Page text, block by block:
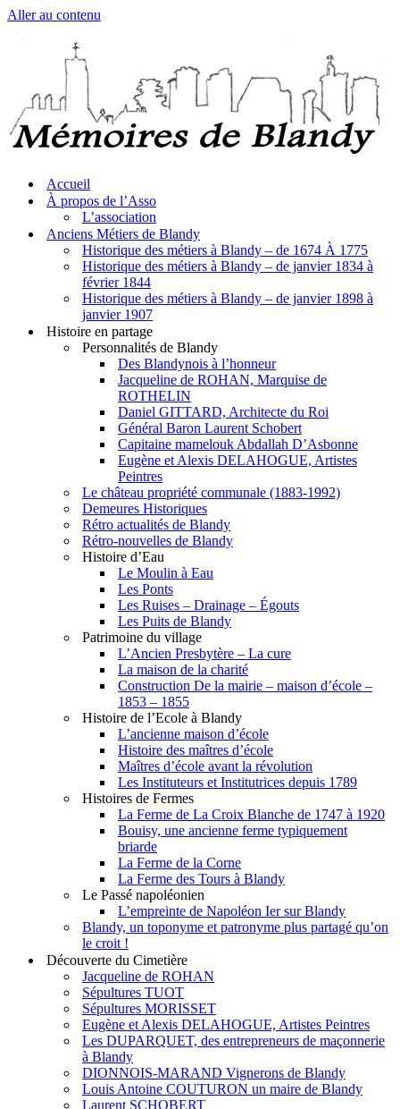
Aller au contenu
Accueil
À propos de l’Asso
L’association
Anciens Métiers de Blandy
Historique des métiers à Blandy – de 1674 À 1775
Historique des métiers à Blandy – de janvier 1834 à
février 1844
Historique des métiers à Blandy – de janvier 1898 à
janvier 1907
Histoire en partage
Personnalités de Blandy
Des Blandynois à l’honneur
Jacqueline de ROHAN, Marquise de
ROTHELIN
Daniel GITTARD, Architecte du Roi
Général Baron Laurent Schobert
Capitaine mamelouk Abdallah D’Asbonne
Eugène et Alexis DELAHOGUE, Artistes
Peintres
Le château propriété communale (1883-1992)
Demeures Historiques
Rétro actualités de Blandy
Rétro-nouvelles de Blandy
Histoire d’Eau
Le Moulin à Eau
Les Ponts
Les Ruises – Drainage – Égouts
Les Puits de Blandy
Patrimoine du village
L’Ancien Presbytère – La cure
La maison de la charité
Construction De la mairie – maison d’école –
1853 – 1855
Histoire de l’Ecole à Blandy
L’ancienne maison d’école
Histoire des maîtres d’école
Maîtres d’école avant la révolution
Les Instituteurs et Institutrices depuis 1789
Histoires de Fermes
La Ferme de La Croix Blanche de 1747 à 1920
Bouisy, une ancienne ferme typiquement
briarde
La Ferme de la Corne
La Ferme des Tours à Blandy
Le Passé napoléonien
L’empreinte de Napoléon Ier sur Blandy
Blandy, un toponyme et patronyme plus partagé qu’on
le croit !
Découverte du Cimetière
Jacqueline de ROHAN
Sépultures TUOT
Sépultures MORISSET
Eugène et Alexis DELAHOGUE, Artistes Peintres
Les DUPARQUET, des entrepreneurs de maçonnerie
à Blandy
DIONNOIS-MARAND Vignerons de Blandy
Louis Antoine COUTURON un maire de Blandy
Laurent SCHOBERT